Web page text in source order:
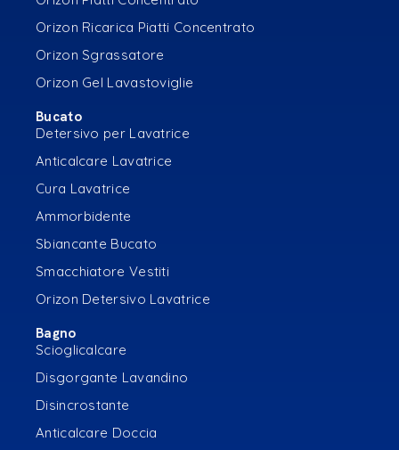
Orizon Ricarica Piatti Concentrato
Orizon Sgrassatore
Orizon Gel Lavastoviglie
Bucato
Detersivo per Lavatrice
Anticalcare Lavatrice
Cura Lavatrice
Ammorbidente
Sbiancante Bucato
Smacchiatore Vestiti
Orizon Detersivo Lavatrice
Bagno
Scioglicalcare
Disgorgante Lavandino
Disincrostante
Anticalcare Doccia